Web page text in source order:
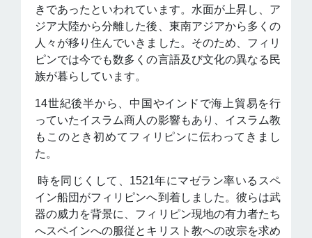
きであったといわれています。水面が上昇し、ア
ジア大陸から分離した後、東南アジアから多くの
人々が移り住んでいきました。そのため、フィリ
ピンでは今でも数多くの言語及び文化の異なる民
族が暮らしています。
14世紀後半から、中国やインドで海上貿易を行
っていたイスラム商人の影響もあり、イスラム教
もこのとき初めてフィリピンに伝わってきまし
た。
時を同じくして、1521年にマゼラン率いるスペ
イン船団がフィリピンへ到着しました。彼らは武
器の威力を背景に、フィリピン現地の有力者たち
へスペインへの服従とキリスト教への改宗を求め